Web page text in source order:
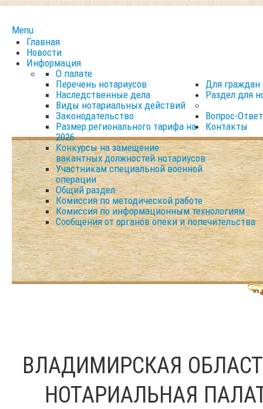
Menu
Главная
Новости
Информация
О палате
Перечень нотариусов
Наследственные дела
Виды нотариальных действий
Законодательство
Размер регионального тарифа на
2026
Конкурсы на замещение
вакантных должностей нотариусов
Участникам специальной военной
операции
Для граждан
Раздел для
Общий раздел
Комиссия по методической работе
Комиссия по информационным технологиям
Сообщения от органов опеки и попечительства
Вопрос-Ответ
Контакты
ВЛАДИМИРСКАЯ
НОТАРИАЛЬНАЯ